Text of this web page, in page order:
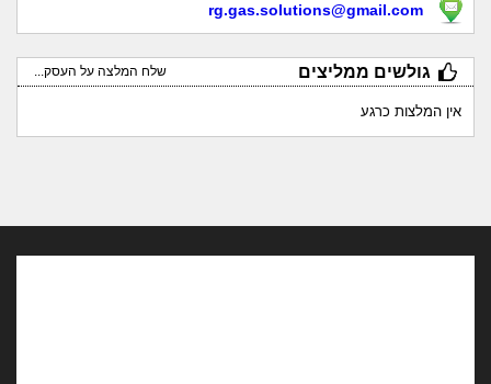
rg.gas.solutions@gmail.com
גולשים ממליצים שלח המלצה על העסק...
אין המלצות כרגע